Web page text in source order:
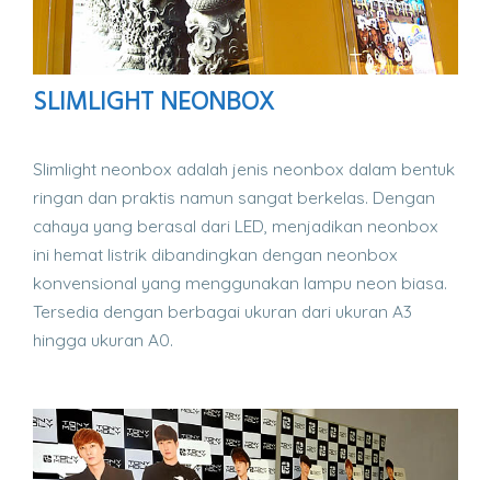
SLIMLIGHT NEONBOX
Slimlight neonbox adalah jenis neonbox dalam bentuk
ringan dan praktis namun sangat berkelas. Dengan
cahaya yang berasal dari LED, menjadikan neonbox
ini hemat listrik dibandingkan dengan neonbox
konvensional yang menggunakan lampu neon biasa.
Tersedia dengan berbagai ukuran dari ukuran A3
hingga ukuran A0.